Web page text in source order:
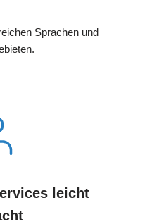
Sprachen und
leicht